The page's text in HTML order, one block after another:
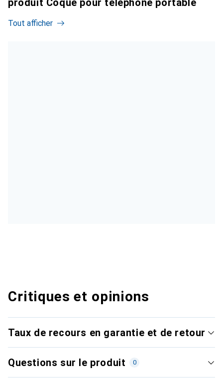
produit Coque pour téléphone portable
Tout afficher
Critiques et opinions
Taux de recours en garantie et de retour
Questions sur le produit 0